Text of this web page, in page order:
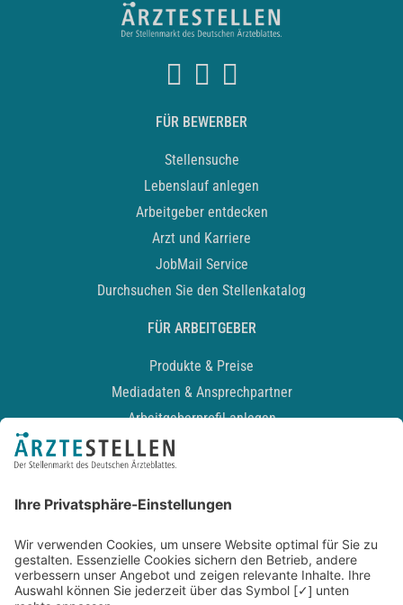
FÜR BEWERBER
Stellensuche
Lebenslauf anlegen
Arbeitgeber entdecken
Arzt und Karriere
JobMail Service
Durchsuchen Sie den Stellenkatalog
FÜR ARBEITGEBER
Produkte & Preise
Mediadaten & Ansprechpartner
Arbeitgeberprofil anlegen
Recruiting-Podcast
Kontakt
Datenschutz
Newsletter